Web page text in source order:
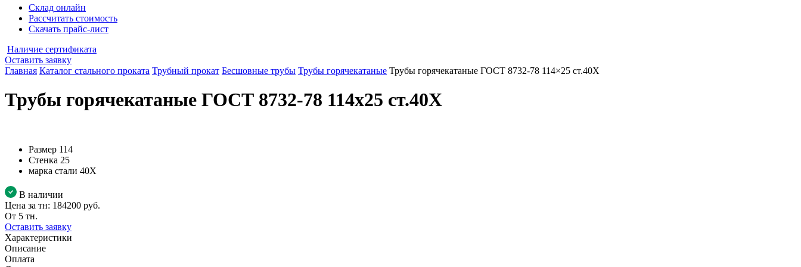
Склад онлайн
Рассчитать стоимость
Скачать прайс-лист
Наличие сертификата
Оставить заявку
Главная Каталог стального проката Трубный прокат Бесшовные трубы Трубы горячекатаные Трубы горячекатаные ГОСТ 8732-78 114×25 ст.40Х
Трубы горячекатаные ГОСТ 8732-78 114x25 ст.40Х
Размер 114
Стенка 25
марка стали 40Х
В наличии
Цена за тн: 184200 руб.
От 5 тн.
Оставить заявку
Характеристики
Описание
Оплата